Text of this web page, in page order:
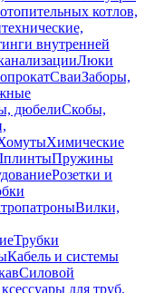
котлов,
внутренней
Люки
СваиЗаборы,
дюбелиСкобы,
Химические
Пружины
Розетки и
Вилки,
Трубки
Кабель и системы
Силовой
для труб,